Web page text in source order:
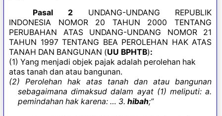
Pasal 2 UNDANG-UNDANG REPUBLIK
INDONESIA NOMOR 20 TAHUN 2000 TENTANG
PERUBAHAN ATAS UNDANG-UNDANG NOMOR 21
TAHUN 1997 TENTANG BEA PEROLEHAN HAK ATAS
TANAH DAN BANGUNAN (UU BPHTB):
(1) Yang menjadi objek pajak adalah perolehan hak
atas tanah dan atau bangunan.
(2) Perolehan hak atas tanah dan atau bangunan
sebagaimana dimaksud dalam ayat (1) meliputi: a.
pemindahan hak karena: … 3.hibah;”